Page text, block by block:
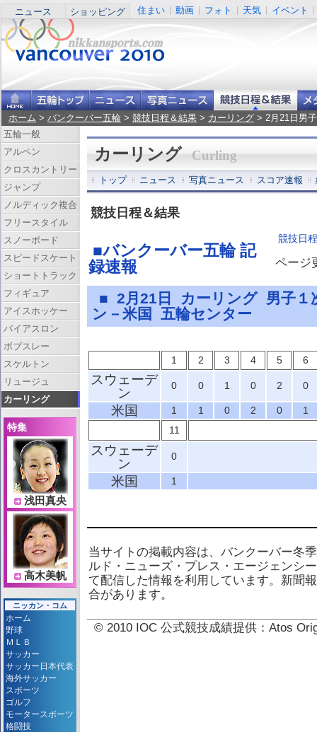
ニュース ショッピング 住まい 動画 フォト 天気 イベント
ホーム > バンクーバー五輪 > 競技日程＆結果 > カーリング > 2月21日男
カーリング Curling
トップ ニュース 写真ニュース スコア速報
競技日程＆結果
■バンクーバー五輪 記
録速報
競技日程
ページ
■ 2月21日 カーリング 男子１
ン－米国 五輪センター
1 2 3 4 5 6
スウェーデ
ン
0 0 1 0 2 0
米国 1 1 0 2 0
1
11
スウェーデ
ン
0
米国 1
当サイトの掲載内容は、バンクーバー冬
ルド・ニューズ・プレス・エージェンシ
て配信した情報を利用しています。新聞
合があります。
© 2010 IOC 公式競技成績提供：Atos
五輪一般
アルペン
クロスカントリー
ジャンプ
ノルディック複合
フリースタイル
スノーボード
スピードスケート
ショートトラック
フィギュア
アイスホッケー
バイアスロン
ボブスレー
スケルトン
リュージュ
カーリング
特集
浅田真央
高木美帆
ニッカン・コム
ホーム
野球
ＭＬＢ
サッカー
サッカー日本代表
海外サッカー
スポーツ
ゴルフ
モータースポーツ
格闘技